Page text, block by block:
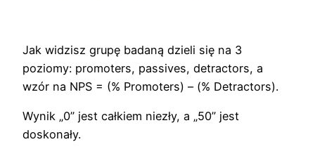
Jak widzisz grupę badaną dzieli się na 3
poziomy: promoters, passives, detractors, a
wzór na NPS = (% Promoters) – (% Detractors).
Wynik „0” jest całkiem niezły, a „50” jest
doskonały.